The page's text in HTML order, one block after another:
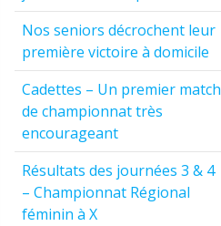
Nos seniors décrochent leur
première victoire à domicile
Cadettes – Un premier match
de championnat très
encourageant
Résultats des journées 3 & 4
– Championnat Régional
féminin à X